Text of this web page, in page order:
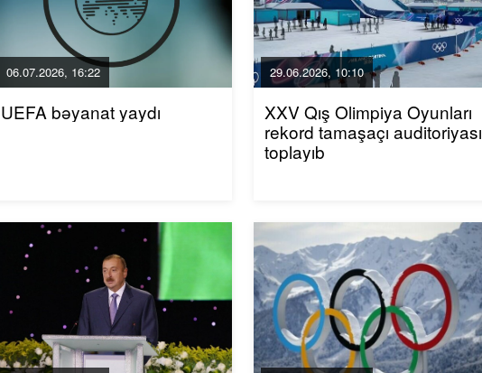
06.07.2026, 16:22
UEFA bəyanat yaydı
29.06.2026, 10:10
XXV Qış Olimpiya Oyunları
rekord tamaşaçı auditoriyası
toplayıb